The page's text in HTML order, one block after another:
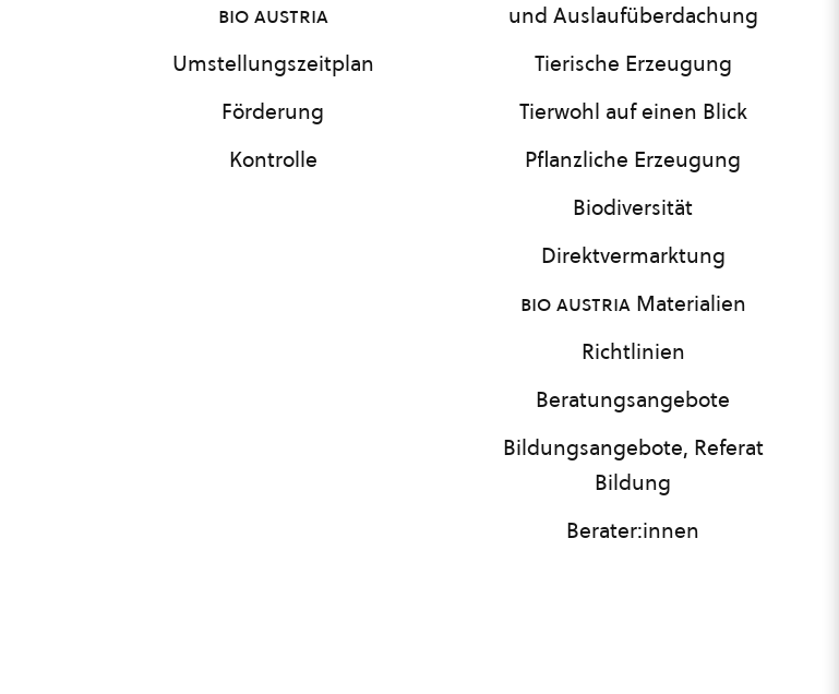
bio austria
Umstellungszeitplan
Förderung
Kontrolle
und Auslaufüberdachung
Tierische Erzeugung
Tierwohl auf einen Blick
Pflanzliche Erzeugung
Biodiversität
Direktvermarktung
bio austriaMaterialien
Richtlinien
Beratungsangebote
Bildungsangebote, Referat
Bildung
Berater:innen